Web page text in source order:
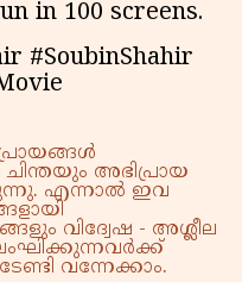
in 100 screens.
#SoubinShahir
ചിന്തയും അഭിപ്രായ
എന്നാൽ ഇവ
വിദ്വേഷ - അശ്ലീല
വന്നേക്കാം.